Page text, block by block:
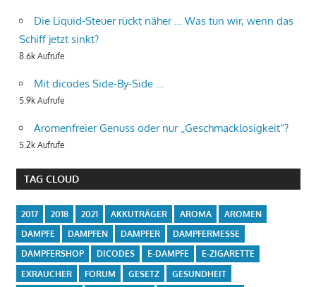
Die Liquid-Steuer rückt näher … Was tun wir, wenn das
Schiff jetzt sinkt?
8.6k Aufrufe
Mit dicodes Side-By-Side …
5.9k Aufrufe
Aromenfreier Genuss oder nur „Geschmacklosigkeit“?
5.2k Aufrufe
TAG CLOUD
2017 2018 2021 AKKUTRÄGER AROMA
AROMEN
DAMPFE
DAMPFEN DAMPFER
DAMPFERMESSE
DAMPFERSHOP
DICODES E-DAMPFE
E-ZIGARETTE
EXRAUCHER
FORUM GESETZ
GESUNDHEIT